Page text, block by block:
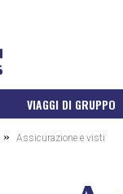
VIAGGI DI GRUPPO
» Assicurazione e visti